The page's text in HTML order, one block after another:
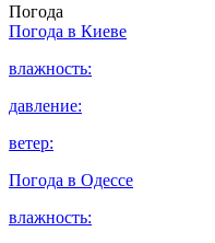
Погода
Погода в Киеве
влажность:
давление:
ветер:
Погода в Одессе
влажность: